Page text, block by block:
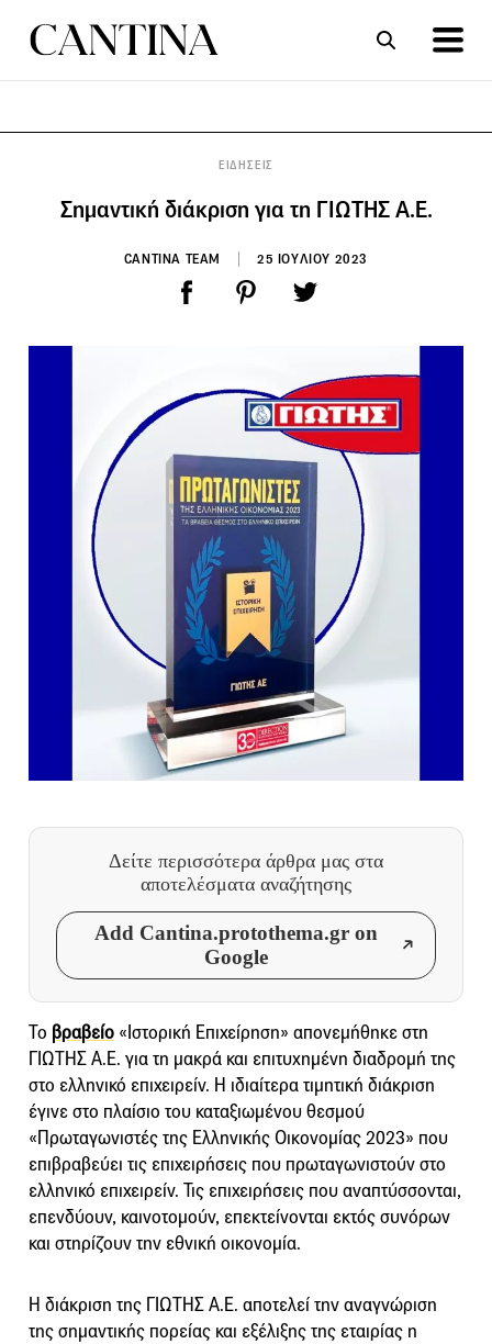
ΕΙΔΗΣΕΙΣ
Σημαντική διάκριση για τη ΓΙΩΤΗΣ Α.Ε.
CANTINA TEAM 25 ΙΟΥΛΙΟΥ 2023
Δείτε περισσότερα άρθρα μας στα
αποτελέσματα αναζήτησης
Add Cantina.protothema.gr on
Google
Το βραβείο «Ιστορική Επιχείρηση» απονεμήθηκε στη
ΓΙΩΤΗΣ Α.Ε. για τη μακρά και επιτυχημένη διαδρομή της
στο ελληνικό επιχειρείν. Η ιδιαίτερα τιμητική διάκριση
έγινε στο πλαίσιο του καταξιωμένου θεσμού
«Πρωταγωνιστές της Ελληνικής Οικονομίας 2023» που
επιβραβεύει τις επιχειρήσεις που πρωταγωνιστούν στο
ελληνικό επιχειρείν. Τις επιχειρήσεις που αναπτύσσονται,
επενδύουν, καινοτομούν, επεκτείνονται εκτός συνόρων
και στηρίζουν την εθνική οικονομία.
Η διάκριση της ΓΙΩΤΗΣ Α.Ε. αποτελεί την αναγνώριση
της σημαντικής πορείας και εξέλιξης της εταιρίας η